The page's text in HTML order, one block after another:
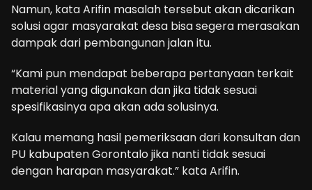
Namun, kata Arifin masalah tersebut akan dicarikan
solusi agar masyarakat desa bisa segera merasakan
dampak dari pembangunan jalan itu.
“Kami pun mendapat beberapa pertanyaan terkait
material yang digunakan dan jika tidak sesuai
spesifikasinya apa akan ada solusinya.
Kalau memang hasil pemeriksaan dari konsultan dan
PU kabupaten Gorontalo jika nanti tidak sesuai
dengan harapan masyarakat.” kata Arifin.